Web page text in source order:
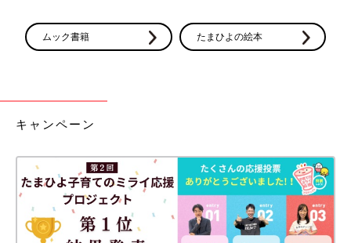
ムック書籍 たまひよの絵本
キャンペーン